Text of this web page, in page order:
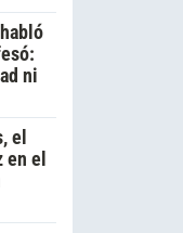
ni
el
el